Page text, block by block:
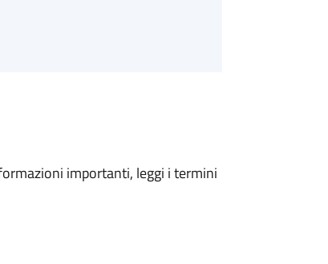
importanti, leggi i termini